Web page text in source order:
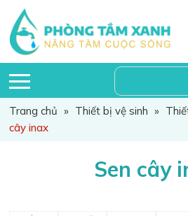
Trang chủ » Thiết bị vệ sinh »
cây inax
Sen cây